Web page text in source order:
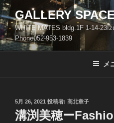
コ
ン
テ
ン
ツ
GALLERY
WHITE MATES bldg.1F 1-14-
Phone052-953-1839
メ
投
稿
日:
5月 26, 2021 投稿者: 高北章子
溝渕美穂ー